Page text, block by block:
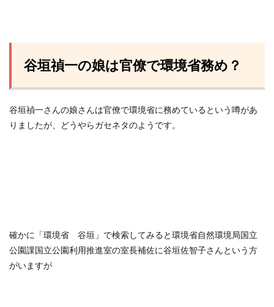
谷垣禎一の娘は官僚で環境省務め？
谷垣禎一さんの娘さんは官僚で環境省に務めているという噂があ
りましたが、どうやらガセネタのようです。
確かに「環境省 谷垣」で検索してみると環境省自然環境局国立
公園課国立公園利用推進室の室長補佐に谷垣佐智子さんという方
がいますが